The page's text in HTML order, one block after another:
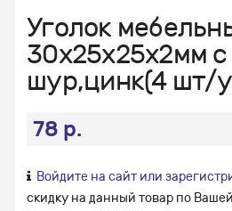
Уголок
30х25х25х2мм с
шур,цинк(4 шт/
78 р.
Войдите на сайт или
скидку на данный товар по